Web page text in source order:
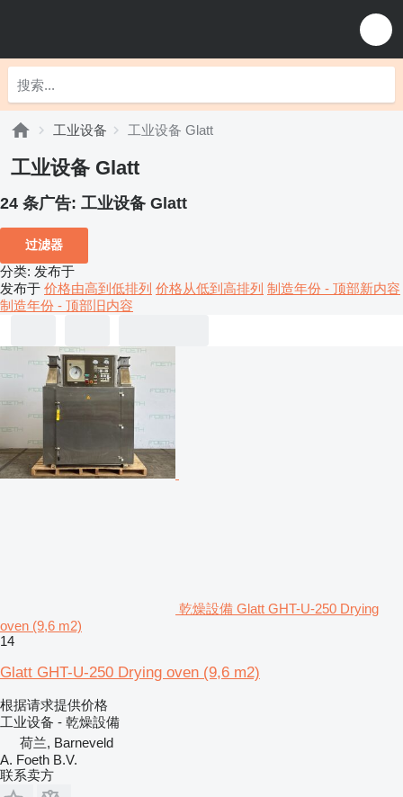
工业设备 工业设备 Glatt
工业设备 Glatt
24 条广告: 工业设备 Glatt
过滤器
分类: 发布于
发布于 价格由高到低排列 价格从低到高排列 制造年份 - 顶部新内容
制造年份 - 顶部旧内容
乾燥設備 Glatt GHT-U-250 Drying
oven (9,6 m2)
14
Glatt GHT-U-250 Drying oven (9,6 m2)
根据请求提供价格
工业设备 - 乾燥設備
荷兰, Barneveld
A. Foeth B.V.
联系卖方